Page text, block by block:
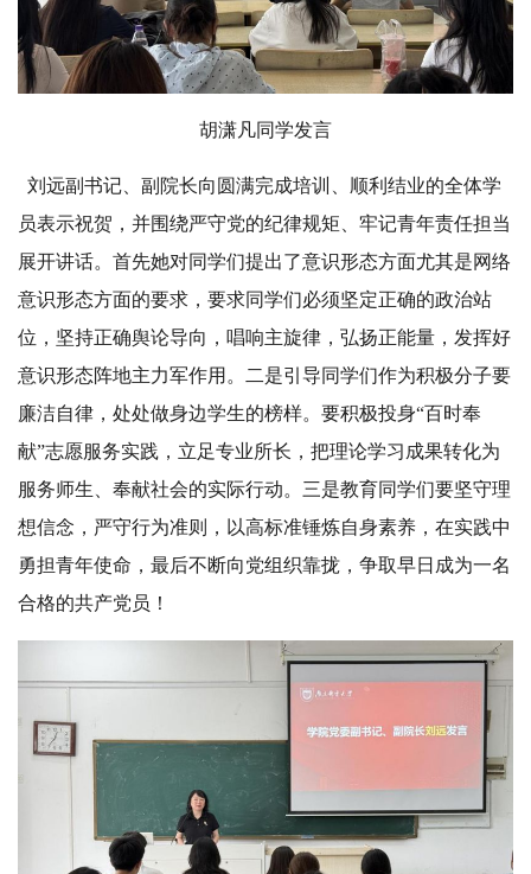
胡潇凡同学发言
刘远副书记、副院长向圆满完成培训、顺利结业的全体学
员表示祝贺，并围绕严守党的纪律规矩、牢记青年责任担当
展开讲话。首先她对同学们提出了意识形态方面尤其是网络
意识形态方面的要求，要求同学们必须坚定正确的政治站
位，坚持正确舆论导向，唱响主旋律，弘扬正能量，发挥好
意识形态阵地主力军作用。二是引导同学们作为积极分子要
廉洁自律，处处做身边学生的榜样。要积极投身“百时奉
献”志愿服务实践，立足专业所长，把理论学习成果转化为
服务师生、奉献社会的实际行动。三是教育同学们要坚守理
想信念，严守行为准则，以高标准锤炼自身素养，在实践中
勇担青年使命，最后不断向党组织靠拢，争取早日成为一名
合格的共产党员！